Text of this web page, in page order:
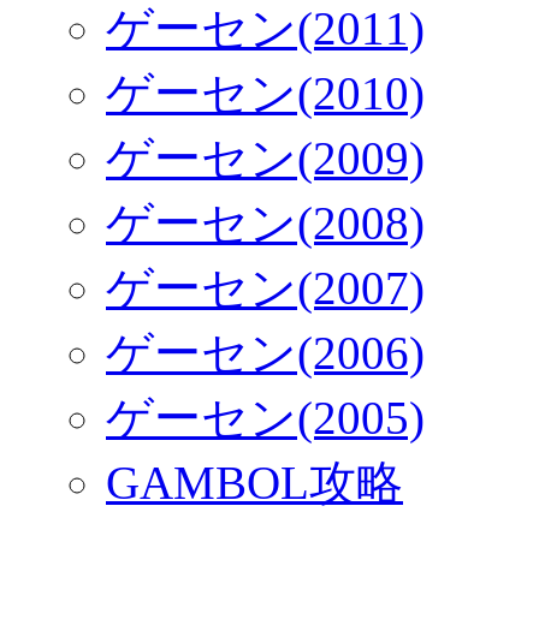
ゲーセン(2011)
ゲーセン(2010)
ゲーセン(2009)
ゲーセン(2008)
ゲーセン(2007)
ゲーセン(2006)
ゲーセン(2005)
GAMBOL攻略